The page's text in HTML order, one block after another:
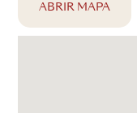
ABRIR MAPA